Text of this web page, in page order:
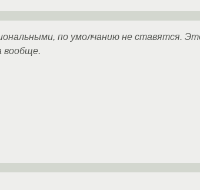
по умолчанию не ставятся.
вообще.